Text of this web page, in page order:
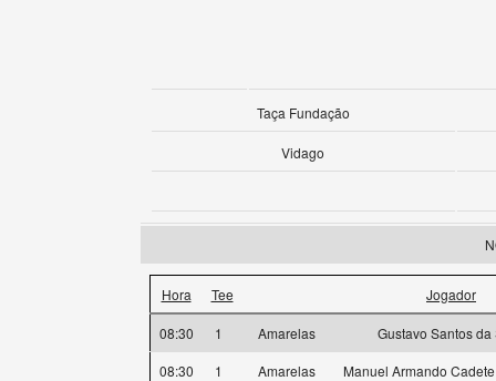
Taça Fundação
Vidago
Hora Tee Jogador
08:30 1 Amarelas
Gustavo Santos da
08:30
1 Amarelas
Manuel Armando